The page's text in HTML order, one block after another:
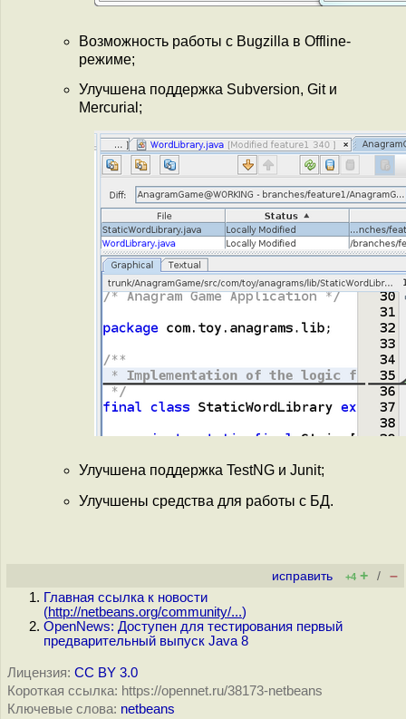
Возможность работы с Bugzilla в Offline-
режиме;
Улучшена поддержка Subversion, Git и
Mercurial;
Улучшена поддержка TestNG и Junit;
Улучшены средства для работы с БД.
исправить +4 + / –
Главная ссылка к новости
(http://netbeans.org/community/...)
OpenNews: Доступен для тестирования первый
предварительный выпуск Java 8
Лицензия: CC BY 3.0
Короткая ссылка: https://opennet.ru/38173-netbeans
Ключевые слова: netbeans